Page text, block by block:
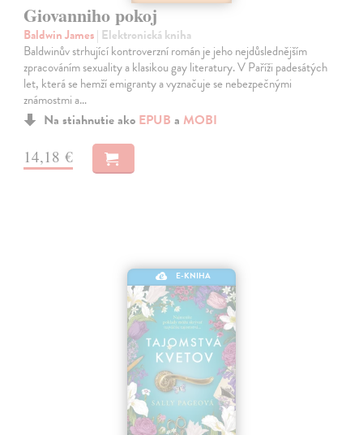
Giovanniho pokoj
Baldwin James| Elektronická kniha
Baldwinův strhující kontroverzní román je jeho nejdůslednějším
zpracováním sexuality a klasikou gay literatury. V Paříži padesátých
let, která se hemží emigranty a vyznačuje se nebezpečnými
známostmi a…
Na stiahnutie ako EPUB a MOBI
14,18 €
E-KNIHA